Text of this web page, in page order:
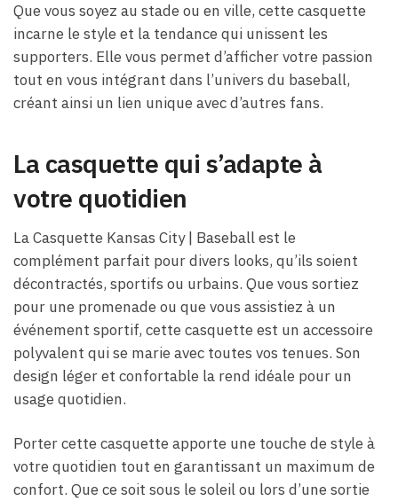
Que vous soyez au stade ou en ville, cette casquette
incarne le style et la tendance qui unissent les
supporters. Elle vous permet d’afficher votre passion
tout en vous intégrant dans l’univers du baseball,
créant ainsi un lien unique avec d’autres fans.
La casquette qui s’adapte à
votre quotidien
La Casquette Kansas City | Baseball est le
complément parfait pour divers looks, qu’ils soient
décontractés, sportifs ou urbains. Que vous sortiez
pour une promenade ou que vous assistiez à un
événement sportif, cette casquette est un accessoire
polyvalent qui se marie avec toutes vos tenues. Son
design léger et confortable la rend idéale pour un
usage quotidien.
Porter cette casquette apporte une touche de style à
votre quotidien tout en garantissant un maximum de
confort. Que ce soit sous le soleil ou lors d’une sortie